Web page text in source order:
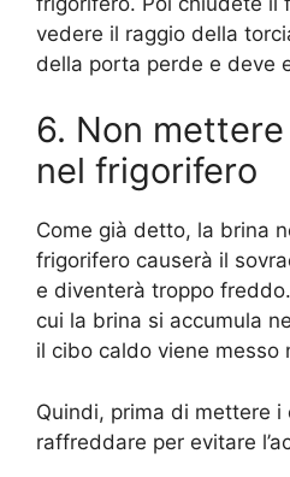
vedere il raggio della
della porta perde e deve
6. Non
nel frigorifero
Come già detto, la brina
frigorifero causerà il
e diventerà troppo
cui la brina si accumula
il cibo caldo viene messo
Quindi, prima di mettere
raffreddare per evitare